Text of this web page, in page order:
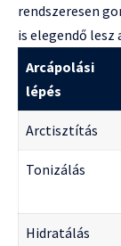
rendszeresen
is elegendő lesz
Arcápolási
lépés
Arctisztítás
Tonizálás
Hidratálás